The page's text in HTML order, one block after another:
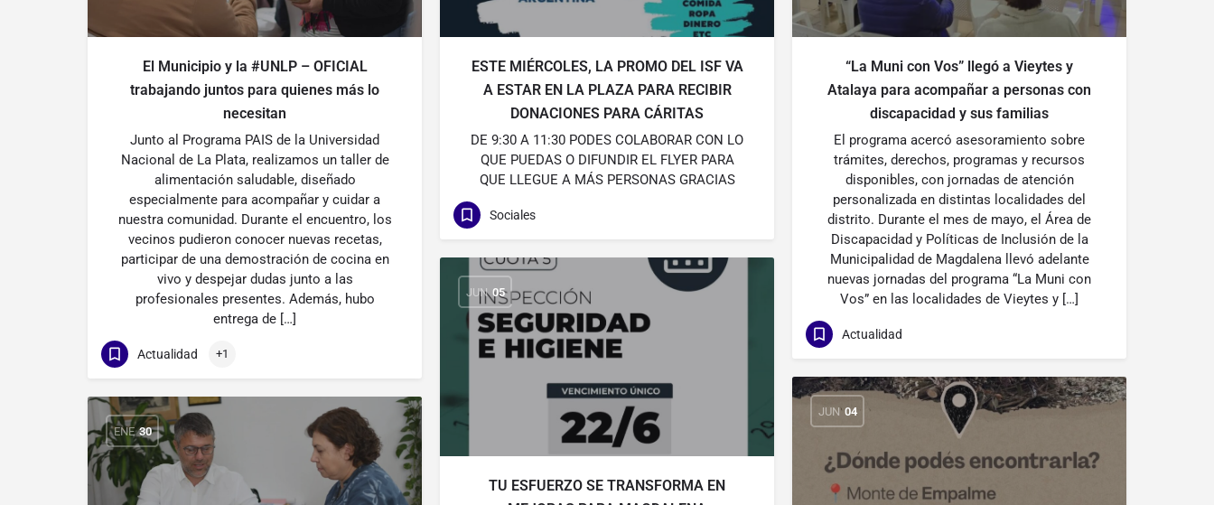
El Municipio y la #UNLP – OFICIAL
trabajando juntos para quienes más lo
necesitan
Junto al Programa PAIS de la Universidad
Nacional de La Plata, realizamos un taller de
alimentación saludable, diseñado
especialmente para acompañar y cuidar a
nuestra comunidad. Durante el encuentro, los
vecinos pudieron conocer nuevas recetas,
participar de una demostración de cocina en
vivo y despejar dudas junto a las
profesionales presentes. Además, hubo
entrega de […]
Actualidad +1
ESTE MIÉRCOLES, LA PROMO DEL ISF VA
A ESTAR EN LA PLAZA PARA RECIBIR
DONACIONES PARA CÁRITAS
DE 9:30 A 11:30 PODES COLABORAR CON LO
QUE PUEDAS O DIFUNDIR EL FLYER PARA
QUE LLEGUE A MÁS PERSONAS GRACIAS
Sociales
“La Muni con Vos” llegó a Vieytes y
Atalaya para acompañar a personas con
discapacidad y sus familias
El programa acercó asesoramiento sobre
trámites, derechos, programas y recursos
disponibles, con jornadas de atención
personalizada en distintas localidades del
distrito. Durante el mes de mayo, el Área de
Discapacidad y Políticas de Inclusión de la
Municipalidad de Magdalena llevó adelante
nuevas jornadas del programa “La Muni con
Vos” en las localidades de Vieytes y […]
Actualidad
JUN 05
TU ESFUERZO SE TRANSFORMA EN
JUN 04
ENE 30